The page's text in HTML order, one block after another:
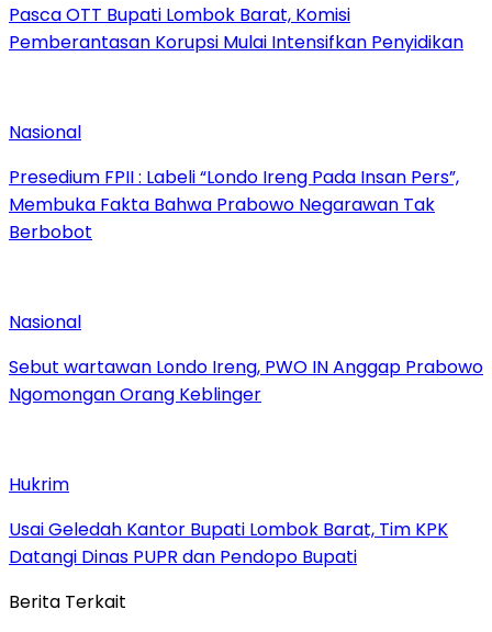
Pasca OTT Bupati Lombok Barat, Komisi
Pemberantasan Korupsi Mulai Intensifkan Penyidikan
Nasional
Presedium FPII : Labeli “Londo Ireng Pada Insan Pers”,
Membuka Fakta Bahwa Prabowo Negarawan Tak
Berbobot
Nasional
Sebut wartawan Londo Ireng, PWO IN Anggap Prabowo
Ngomongan Orang Keblinger
Hukrim
Usai Geledah Kantor Bupati Lombok Barat, Tim KPK
Datangi Dinas PUPR dan Pendopo Bupati
Berita Terkait